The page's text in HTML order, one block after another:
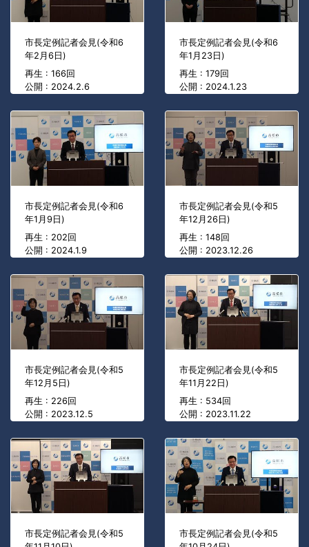
市長定例記者会見(令和6
年2月6日)
再生 : 166回
公開 : 2024.2.6
市長定例記者会見(令和6
年1月23日)
再生 : 179回
公開 : 2024.1.23
市長定例記者会見(令和6
年1月9日)
再生 : 202回
公開 : 2024.1.9
市長定例記者会見(令和5
年12月26日)
再生 : 148回
公開 : 2023.12.26
市長定例記者会見(令和5
年12月5日)
再生 : 226回
公開 : 2023.12.5
市長定例記者会見(令和5
年11月22日)
再生 : 534回
公開 : 2023.11.22
市長定例記者会見(令和5
市長定例記者会見(令和5